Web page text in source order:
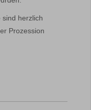
herzlich
Prozession